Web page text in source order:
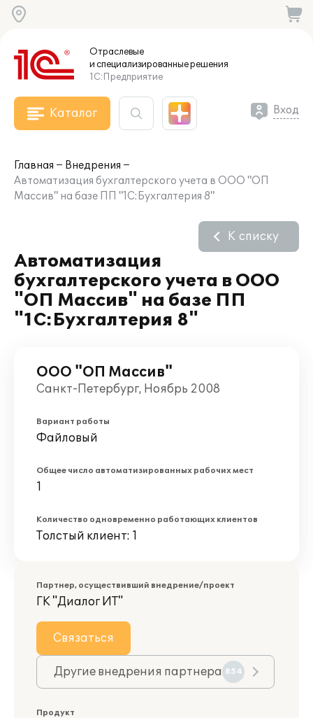
Отраслевые
и специализированныерешения
1С:Предприятие
Каталог Вход
Главная
Внедрения
Автоматизация бухгалтерского учета в ООО "ОП
Массив" на базе ПП "1С:Бухгалтерия 8"
Автоматизация
бухгалтерского учета в ООО
"ОП Массив" на базе ПП
"1С:Бухгалтерия 8"
К списку
ООО "ОП Массив"
Санкт-Петербург, Ноябрь 2008
Вариант работы
Файловый
Общее число автоматизированных рабочих мест
1
Количество одновременно работающих клиентов
Толстый клиент: 1
Партнер, осуществивший внедрение/проект
ГК "Диалог ИТ"
Связаться
Другие внедрения партнера 854
Продукт